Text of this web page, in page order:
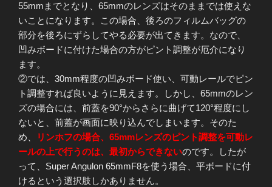
55mmまでとなり、65mmのレンズはそのままでは使えな
いことになります。この場合、後ろのフィルムバッグの
部分を後ろにずらしてやる必要が出てきます。なので、
凹みボードに付けた場合の方がピント調整が厄介になり
ます。
②では、30mm程度の凹みボード使い、可動レールでピン
ト調整すれば良いように見えます。しかし、65mmのレン
ズの場合には、前蓋を90°からさらに曲げて120°程度にし
ないと、前蓋が画面に映り込んでしまいます。そのた
め、
リンホフの場合、65mmレンズのピント調整を可動レ
ールの上で行うのは、最初からできないのです。したが
って、Super Angulon 65mmF8を使う場合、平ボードに付
けるという選択肢しかありません。